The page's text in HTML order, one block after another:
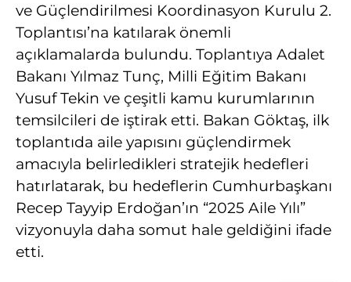
ve Güçlendirilmesi Koordinasyon Kurulu 2.
Toplantısı’na katılarak önemli
açıklamalarda bulundu. Toplantıya Adalet
Bakanı Yılmaz Tunç, Milli Eğitim Bakanı
Yusuf Tekin ve çeşitli kamu kurumlarının
temsilcileri de iştirak etti. Bakan Göktaş, ilk
toplantıda aile yapısını güçlendirmek
amacıyla belirledikleri stratejik hedefleri
hatırlatarak, bu hedeflerin Cumhurbaşkanı
Recep Tayyip Erdoğan’ın “2025 Aile Yılı”
vizyonuyla daha somut hale geldiğini ifade
etti.